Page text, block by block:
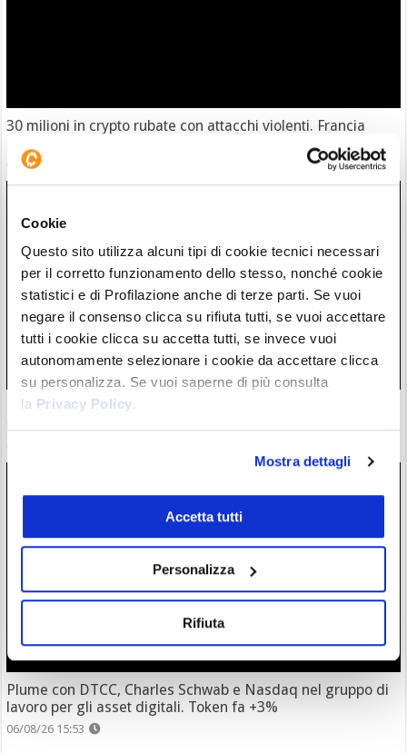
Cookie
Questo sito utilizza alcuni tipi di cookie tecnici necessari
per il corretto funzionamento dello stesso, nonché cookie
statistici e di Profilazione anche di terze parti. Se vuoi
negare il consenso clicca su rifiuta tutti, se vuoi accettare
tutti i cookie clicca su accetta tutti, se invece vuoi
autonomamente selezionare i cookie da accettare clicca
su personalizza. Se vuoi saperne di più consulta
la Privacy Policy.
Mostra dettagli
Accetta tutti
Personalizza
Rifiuta
30 milioni in crypto rubate con attacchi violenti. Francia
06/08/26 18:17
ETF Bitcoin: Wall Street accoglie investimenti dopo hack
Plume con DTCC, Charles Schwab e Nasdaq nel gruppo di
lavoro per gli asset digitali. Token fa +3%
06/08/26 15:53